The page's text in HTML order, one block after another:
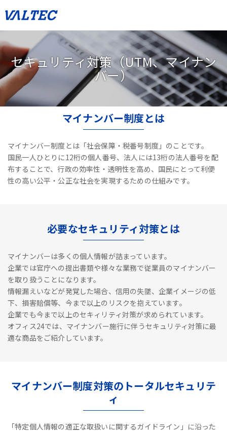
セキュリティ対策（UTM、マイナン
バー）
マイナンバー制度とは
マイナンバー制度とは「社会保障・税番号制度」のことです。
国民一人ひとりに12桁の個人番号、法人には13桁の法人番号を配
布することで、 行政の効率性・透明性を高め、国民にとって利便
性の高い公平・公正な社会を実現するための仕組みです。
必要なセキュリティ対策とは
マイナンバーは多くの個人情報が詰まっています。
企業では官庁への提出書類や様々な業務で従業員のマイナンバー
を取り扱うことになります。
情報漏えいなどが発覚した場合、信用の失墜、企業イメージの低
下、損害賠償等、今まで以上のリスクを抱えています。
企業でも今まで以上のセキィリティ対策が求められています。
オフィス24では、マイナンバー施行に伴うセキュリティ対策に最
適な商品をご紹介しています。
マイナンバー制度対策のトータルセキュリテ
ィ
「特定個人情報の適正な取扱いに関するガイドライン」に沿った